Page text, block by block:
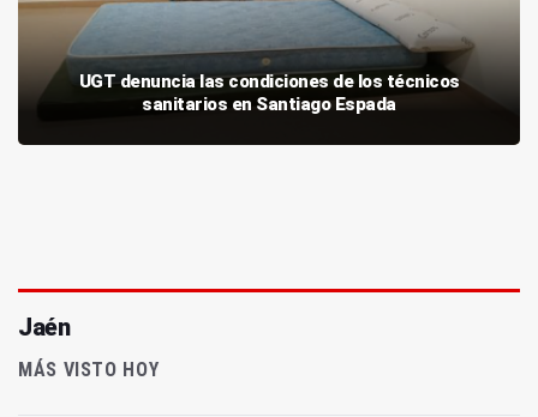
UGT denuncia las condiciones de los técnicos
sanitarios en Santiago Espada
Jaén
MÁS VISTO HOY